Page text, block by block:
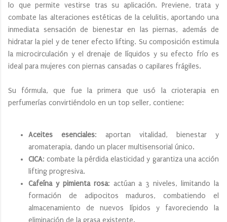
lo que permite vestirse tras su aplicación. Previene, trata y
combate las alteraciones estéticas de la celulitis, aportando una
inmediata sensación de bienestar en las piernas, además de
hidratar la piel y de tener efecto lifting. Su composición estimula
la microcirculación y el drenaje de líquidos y su efecto frío es
ideal para mujeres con piernas cansadas o capilares frágiles.
Su fórmula, que fue la primera que usó la crioterapia en
perfumerías convirtiéndolo en un top seller, contiene:
Aceites esenciales: aportan vitalidad, bienestar y
aromaterapia, dando un placer multisensorial único.
CICA: combate la pérdida elasticidad y garantiza una acción
lifting progresiva.
Cafeína y pimienta rosa: actúan a 3 niveles, limitando la
formación de adipocitos maduros, combatiendo el
almacenamiento de nuevos lípidos y favoreciendo la
eliminación de la grasa existente.